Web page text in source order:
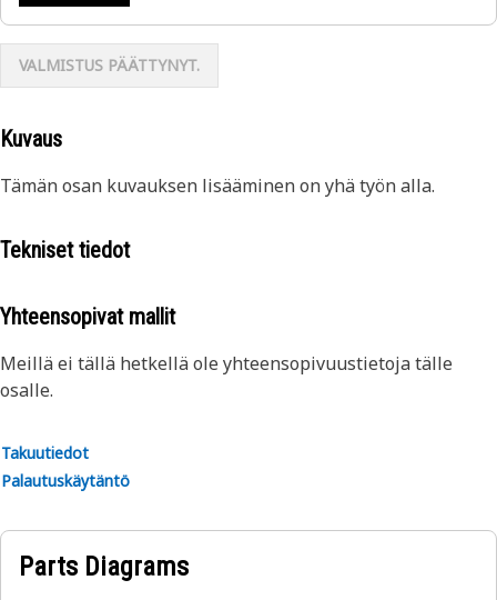
VALMISTUS PÄÄTTYNYT.
Kuvaus
Tämän osan kuvauksen lisääminen on yhä työn alla.
Tekniset tiedot
Yhteensopivat mallit
Meillä ei tällä hetkellä ole yhteensopivuustietoja tälle
osalle.
Takuutiedot
Palautuskäytäntö
Parts Diagrams